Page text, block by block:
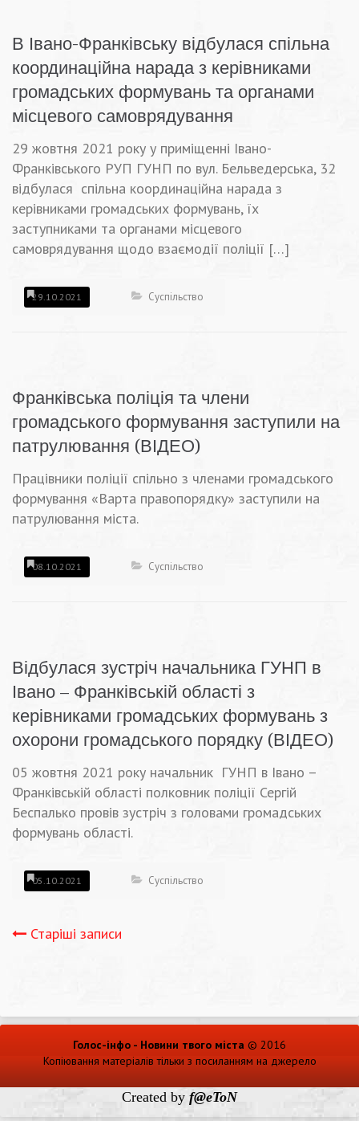
В Івано-Франківську відбулася спільна
координаційна нарада з керівниками
громадських формувань та органами
місцевого самоврядування
29 жовтня 2021 року у приміщенні Івано-
Франківського РУП ГУНП по вул. Бельведерська, 32
відбулася спільна координаційна нарада з
керівниками громадських формувань, їх
заступниками та органами місцевого
самоврядування щодо взаємодії поліції […]
29.10.2021 Суспільство
Франківська поліція та члени
громадського формування заступили на
патрулювання (ВІДЕО)
Працівники поліції спільно з членами громадського
формування «Варта правопорядку» заступили на
патрулювання міста.
08.10.2021 Суспільство
Відбулася зустріч начальника ГУНП в
Івано – Франківській області з
керівниками громадських формувань з
охорони громадського порядку (ВІДЕО)
05 жовтня 2021 року начальник ГУНП в Івано –
Франківській області полковник поліції Сергій
Беспалько провів зустріч з головами громадських
формувань області.
05.10.2021 Суспільство
Навігація
Старіші записи
Голос-інфо - Новини твого міста © 2016
Копіювання матеріалів тільки з посиланням на джерело
Created by f@eToN